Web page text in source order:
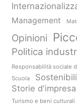
Management
Opinioni
Politica
Responsabilità sociale
Scuola
Storie d'impresa
Turismo e beni culturali